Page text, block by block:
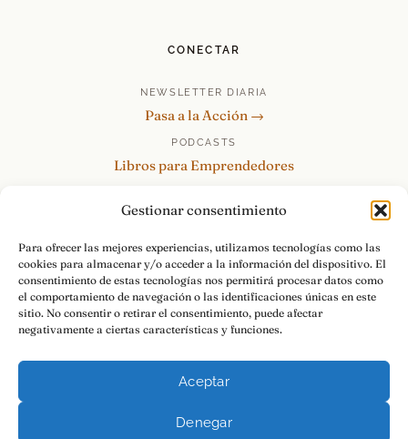
Gestionar consentimiento
Para ofrecer las mejores experiencias, utilizamos tecnologías como las
cookies para almacenar y/o acceder a la información del dispositivo. El
consentimiento de estas tecnologías nos permitirá procesar datos como
el comportamiento de navegación o las identificaciones únicas en este
sitio. No consentir o retirar el consentimiento, puede afectar
negativamente a ciertas características y funciones.
Aceptar
Denegar
CONECTAR
NEWSLETTER DIARIA
Pasa a la Acción →
PODCASTS
Libros para Emprendedores
re:Invéntate / PowerSkills
MENTOR360
HABLAMOS
Contacto y consultas →
Aviso LegalPrivacidad